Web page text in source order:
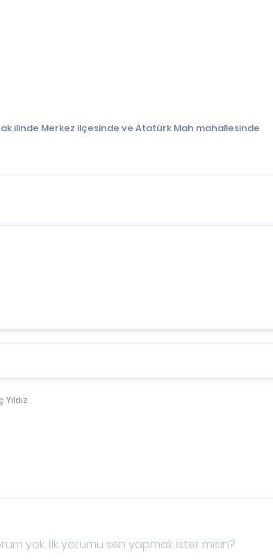
ilinde Merkez ilçesinde ve Atatürk Mah mahallesinde
Yıldız
yok. İlk yorumu sen yapmak ister misin?